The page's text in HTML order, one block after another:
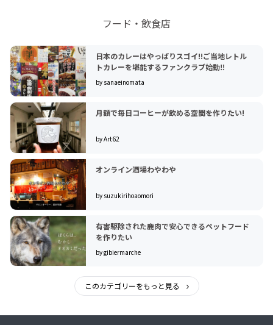
フード・飲食店
日本のカレーはやっぱりスゴイ!!ご当地レトル
トカレーを堪能するファンクラブ始動‼
by sanaeinomata
月額で毎日コーヒーが飲める空間を作りたい!
by Art62
オンライン酒場わやわや
by suzukirihoaomori
有害駆除された鹿肉で安心できるペットフード
を作りたい
by gibiermarche
このカテゴリーをもっと見る